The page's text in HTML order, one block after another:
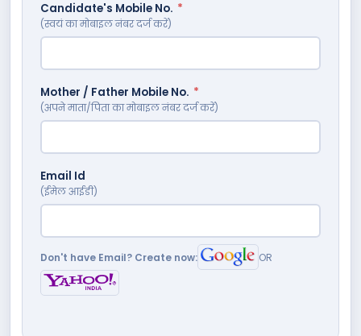
Candidate's Mobile No. *
(स्वयं का मोबाइल नंबर दर्ज करें)
Mother / Father Mobile No. *
(अपने माता/पिता का मोबाइल नंबर दर्ज करें)
Email Id
(ईमेल आईडी)
Don't have Email? Create now: OR